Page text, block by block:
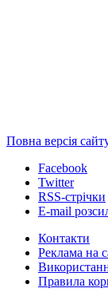
Повна версія
Facebook
Twitter
RSS-стрічки
E-mail
Контакти
Реклама на
Правила